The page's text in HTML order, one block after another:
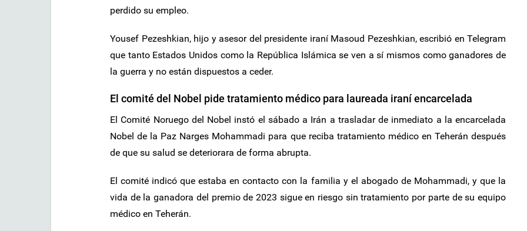
perdido su empleo.
Yousef Pezeshkian, hijo y asesor del presidente iraní Masoud Pezeshkian, escribió en Telegram
que tanto Estados Unidos como la República Islámica se ven a sí mismos como ganadores de
la guerra y no están dispuestos a ceder.
El comité del Nobel pide tratamiento médico para laureada iraní encarcelada
El Comité Noruego del Nobel instó el sábado a Irán a trasladar de inmediato a la encarcelada
Nobel de la Paz Narges Mohammadi para que reciba tratamiento médico en Teherán después
de que su salud se deteriorara de forma abrupta.
El comité indicó que estaba en contacto con la familia y el abogado de Mohammadi, y que la
vida de la ganadora del premio de 2023 sigue en riesgo sin tratamiento por parte de su equipo
médico en Teherán.